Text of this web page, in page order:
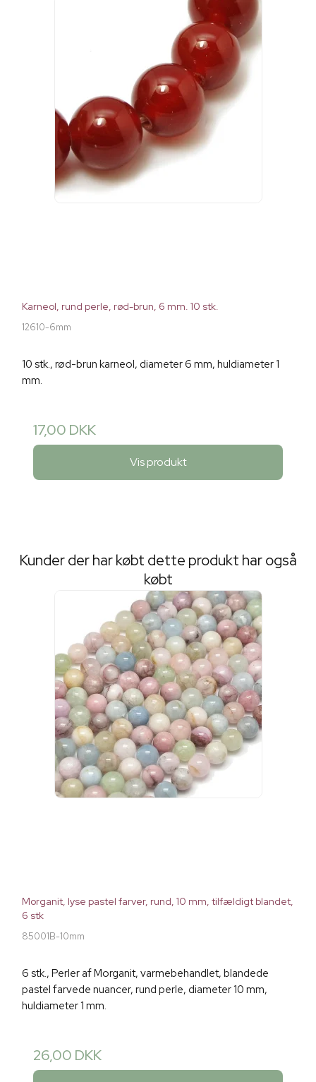
Karneol, rund perle, rød-brun, 6 mm. 10 stk.
12610-6mm
10 stk., rød-brun karneol, diameter 6 mm, huldiameter 1
mm.
17,00 DKK
Vis produkt
Kunder der har købt dette produkt har også
købt
Morganit, lyse pastel farver, rund, 10 mm, tilfældigt blandet,
6 stk
85001B-10mm
6 stk., Perler af Morganit, varmebehandlet, blandede
pastel farvede nuancer, rund perle, diameter 10 mm,
huldiameter 1 mm.
26,00 DKK